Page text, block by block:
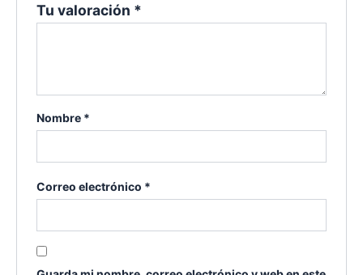
Tu valoración *
Nombre *
Correo electrónico *